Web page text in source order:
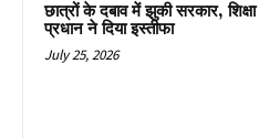
छात्रों के दबाव में झुकी सरकार, शिक्षा
प्रधान ने दिया इस्तीफा
July 25, 2026